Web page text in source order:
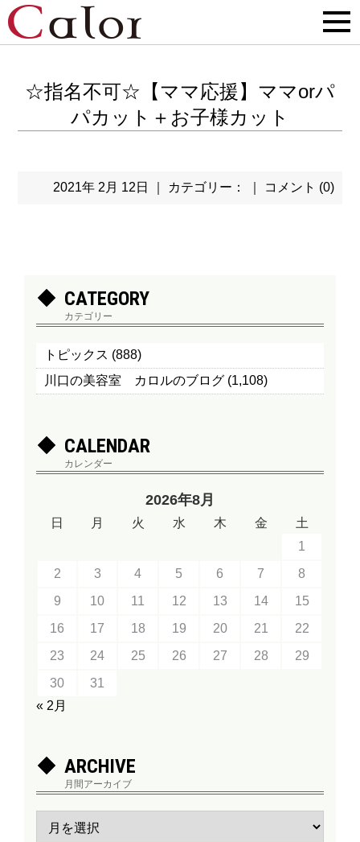
☆指名不可☆【ママ応援】ママorパ
パカット＋お子様カット
2021年 2月 12日 ｜ カテゴリー： ｜ コメント (0)
CATEGORY
カテゴリー
トピックス (888)
川口の美容室 カロルのブログ (1,108)
CALENDAR
カレンダー
2026年8月
日 月 火 水 木 金
土
1
2
3 4 5 6 7
8
9
10 11 12 13 14
15
16
17 18 19 20 21
22
23
24 25 26 27 28
29
30
31
« 2月
ARCHIVE
月間アーカイブ